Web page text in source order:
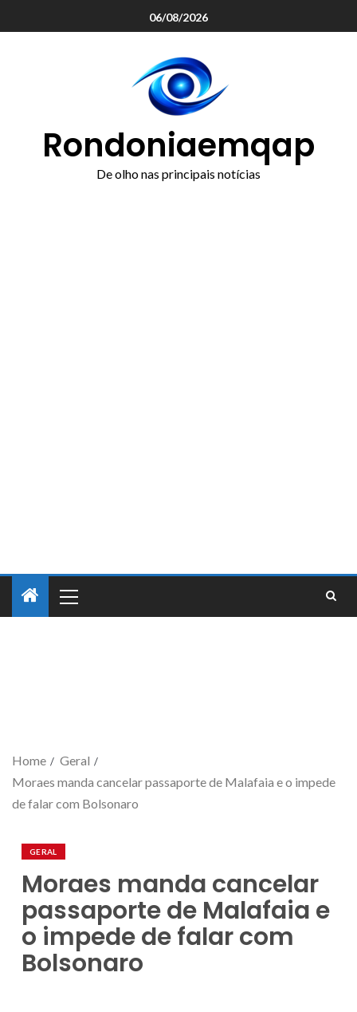
06/08/2026
Rondoniaemqap
De olho nas principais notícias
Home
Geral
Moraes manda cancelar passaporte de Malafaia e o impede
de falar com Bolsonaro
GERAL
Moraes manda cancelar
passaporte de Malafaia e
o impede de falar com
Bolsonaro